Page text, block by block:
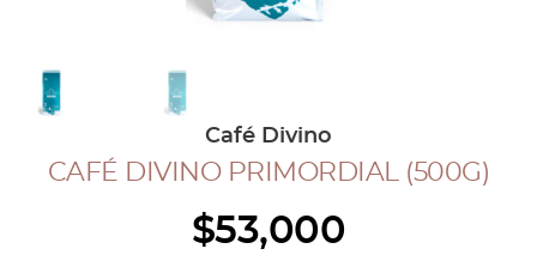
INGRESAR
Inicia Sesión
Café Divino
CAFÉ DIVINO PRIMORDIAL (500G)
$53,000